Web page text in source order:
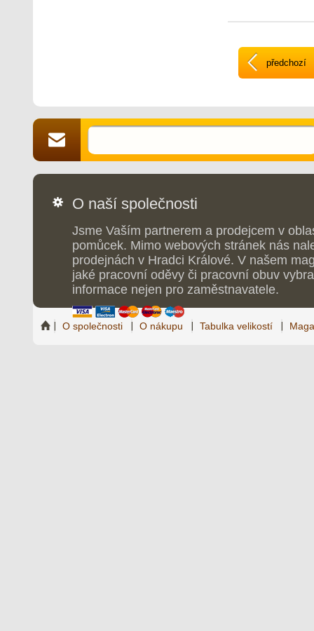
viditelností.
náhradní táhla v
předchozí
O naší společnosti
Jsme Vaším partnerem a prodejcem v
pomůcek. Mimo webových stránek nás
prodejnách v Hradci Králové. V našem
jaké pracovní oděvy či pracovní obuv
informace nejen pro zaměstnavatele.
O společnosti O nákupu Tabulka velikostí